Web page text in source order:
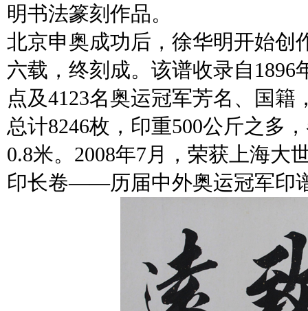
明书法篆刻作品。
北京申奥成功后，徐华明开始创
六载，终刻成。该谱收录自1896
点及4123名奥运冠军芳名、国
总计8246枚，印重500公斤之多
0.8米。2008年7月，荣获上海大
印长卷——历届中外奥运冠军印